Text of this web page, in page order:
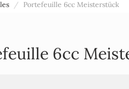
/ Portefeuille 6cc Meisterstück
6cc